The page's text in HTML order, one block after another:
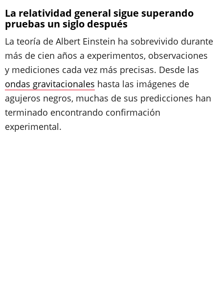
La relatividad general sigue superando
pruebas un siglo después
La teoría de Albert Einstein ha sobrevivido durante
más de cien años a experimentos, observaciones
y mediciones cada vez más precisas. Desde las
ondas gravitacionales hasta las imágenes de
agujeros negros, muchas de sus predicciones han
terminado encontrando confirmación
experimental.